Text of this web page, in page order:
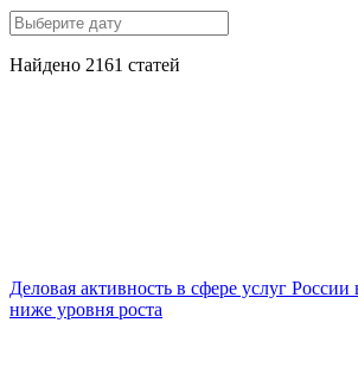
Найдено 2161 статей
Деловая активность в сфере услуг России
ниже уровня роста